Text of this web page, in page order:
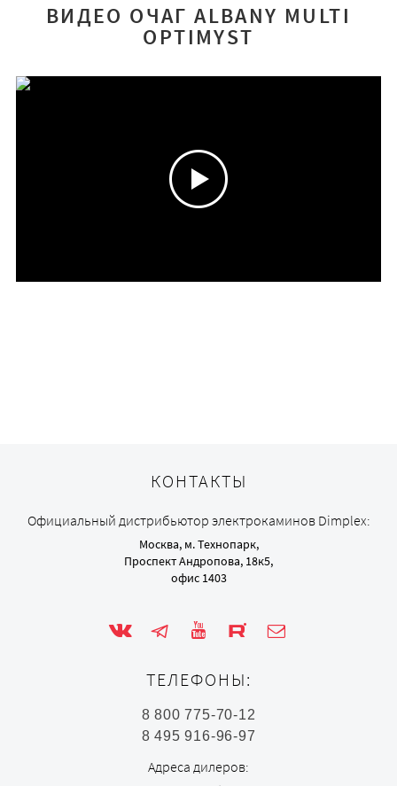
ВИДЕО ОЧАГ ALBANY MULTI
OPTIMYST
КОНТАКТЫ
Официальный дистрибьютор электрокаминов Dimplex:
Москва, м. Технопарк,
Проспект Андропова, 18к5,
офис 1403
ТЕЛЕФОНЫ:
8 800 775-70-12
8 495 916-96-97
Адреса дилеров: